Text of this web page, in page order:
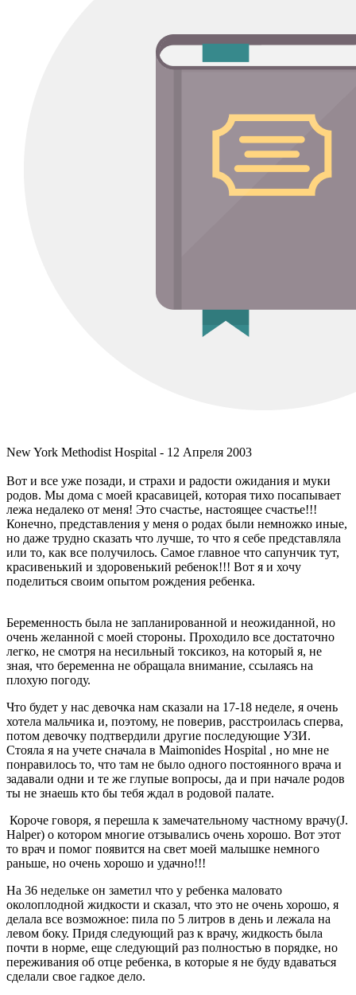
New York Methodist Hospital - 12 Апреля 2003
Вот и все уже позади, и страхи и радости ожидания и муки
родов. Мы дома с моей красавицей, которая тихо посапывает
лежа недалеко от меня! Это счастье, настоящее счастье!!!
Конечно, представления у меня о родах были немножко иные,
но даже трудно сказать что лучше, то что я себе представляла
или то, как все получилось. Самое главное что сапунчик тут,
красивенький и здоровенький ребенок!!! Вот я и хочу
поделиться своим опытом рождения ребенка.
Беременность была не запланированной и неожиданной, но
очень желанной с моей стороны. Проходило все достаточно
легко, не смотря на несильный токсикоз, на который я, не
зная, что беременна не обращала внимание, ссылаясь на
плохую погоду.
Что будет у нас девочка нам сказали на 17-18 неделе, я очень
хотела мальчика и, поэтому, не поверив, расстроилась сперва,
потом девочку подтвердили другие последующие УЗИ.
Стояла я на учете сначала в Maimonides Hospital , но мне не
понравилось то, что там не было одного постоянного врача и
задавали одни и те же глупые вопросы, да и при начале родов
ты не знаешь кто бы тебя ждал в родовой палате.
Короче говоря, я перешла к замечательному частному врачу(J.
Halper) о котором многие отзывались очень хорошо. Вот этот
то врач и помог появится на свет моей малышке немного
раньше, но очень хорошо и удачно!!!
На 36 недельке он заметил что у ребенка маловато
околоплодной жидкости и сказал, что это не очень хорошо, я
делала все возможное: пила по 5 литров в день и лежала на
левом боку. Придя следующий раз к врачу, жидкость была
почти в норме, еще следующий раз полностью в порядке, но
переживания об отце ребенка, в которые я не буду вдаваться
сделали свое гадкое дело.